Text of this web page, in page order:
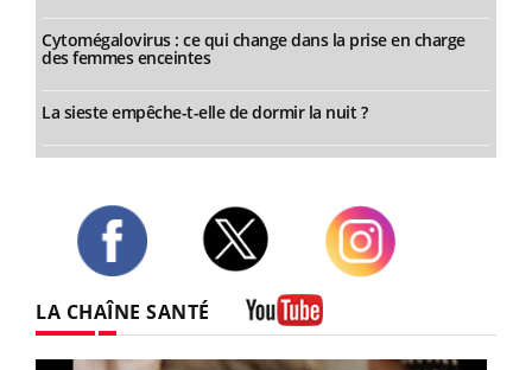
Cytomégalovirus : ce qui change dans la prise en charge
des femmes enceintes
La sieste empêche-t-elle de dormir la nuit ?
LA CHAÎNE SANTÉ